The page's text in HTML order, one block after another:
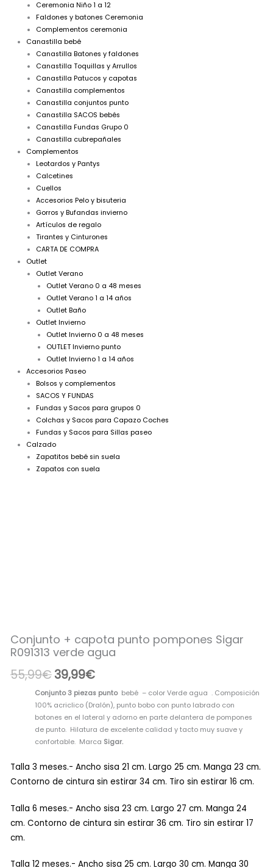
Ceremonia Niño 1 a 12
Faldones y batones Ceremonia
Complementos ceremonia
Canastilla bebé
Canastilla Batones y faldones
Canastilla Toquillas y Arrullos
Canastilla Patucos y capotas
Canastilla complementos
Canastilla conjuntos punto
Canastilla SACOS bebés
Canastilla Fundas Grupo 0
Canastilla cubrepañales
Complementos
Leotardos y Pantys
Calcetines
Cuellos
Accesorios Pelo y bisuteria
Gorros y Bufandas invierno
Artículos de regalo
Tirantes y Cinturones
CARTA DE COMPRA
Outlet
Outlet Verano
Outlet Verano 0 a 48 meses
Outlet Verano 1 a 14 años
Outlet Baño
Outlet Invierno
Outlet Invierno 0 a 48 meses
OUTLET Invierno punto
Outlet Invierno 1 a 14 años
Accesorios Paseo
Bolsos y complementos
SACOS Y FUNDAS
Fundas y Sacos para grupos 0
Colchas y Sacos para Capazo Coches
Fundas y Sacos para Sillas paseo
Calzado
Zapatitos bebé sin suela
Zapatos con suela
Conjunto + capota punto pompones Sigar
R091313 verde agua
55,99€39,99€
Conjunto 3 piezas puntobebé – color Verde agua . Composición
100% acriclico (Dralón), punto bobo con punto labrado con
botones en el lateral y adorno en parte delantera de pompones
de punto. Hilatura de excelente calidad y tacto muy suave y
confortable. Marca Sigar.
Talla 3 meses.- Ancho sisa 21 cm. Largo 25 cm. Manga 23 cm.
Contorno de cintura sin estirar 34 cm. Tiro sin estirar 16 cm.
Talla 6 meses.- Ancho sisa 23 cm. Largo 27 cm. Manga 24
cm. Contorno de cintura sin estirar 36 cm. Tiro sin estirar 17
cm.
Talla 12 meses.- Ancho sisa 25 cm. Largo 30 cm. Manga 30
agua
cantidad